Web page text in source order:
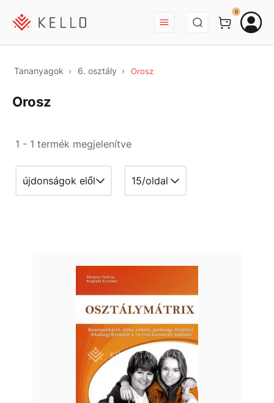
BEJELENTKEZÉS
0
Tananyagok 6. osztály Orosz
Orosz
1 - 1 termék megjelenítve